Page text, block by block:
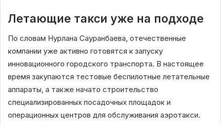
Летающие такси уже на подходе
По словам Нурлана Сауранбаева, отечественные
компании уже активно готовятся к запуску
инновационного городского транспорта. В настоящее
время закупаются тестовые беспилотные летательные
аппараты, а также начато строительство
специализированных посадочных площадок и
операционных центров для обслуживания аэротакси.